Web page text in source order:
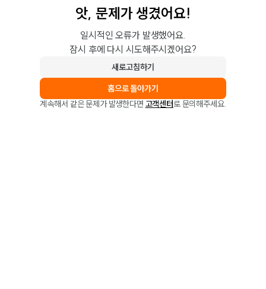
앗, 문제가 생겼어요!
일시적인 오류가 발생했어요.
잠시 후에 다시 시도해주시겠어요?
새로고침하기
홈으로 돌아가기
계속해서 같은 문제가 발생한다면 고객센터로 문의해주세요.